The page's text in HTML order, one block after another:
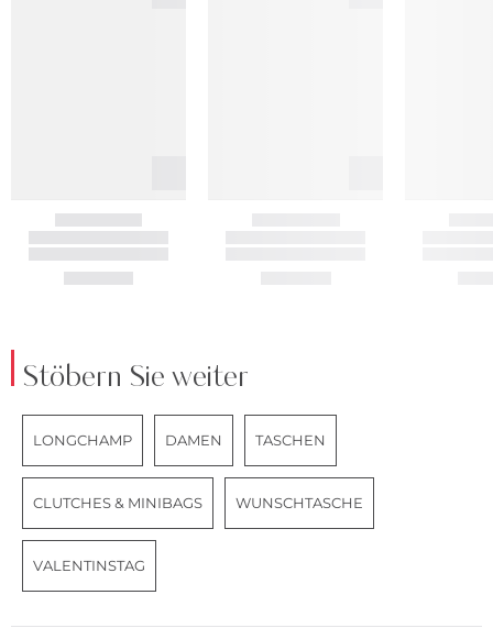
Stöbern Sie weiter
LONGCHAMP DAMEN TASCHEN
CLUTCHES & MINIBAGS WUNSCHTASCHE
VALENTINSTAG